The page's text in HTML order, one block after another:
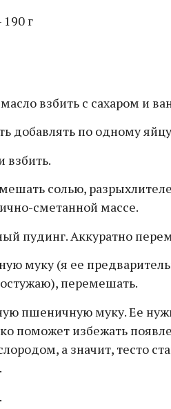
г
взбить с сахаром и
добавлять по одному
взбить.
солью,
сметанной массе.
пудинг. Аккуратно
муку (я ее
перемешать.
пшеничную муку. Ее
поможет избежать
а значит, тесто